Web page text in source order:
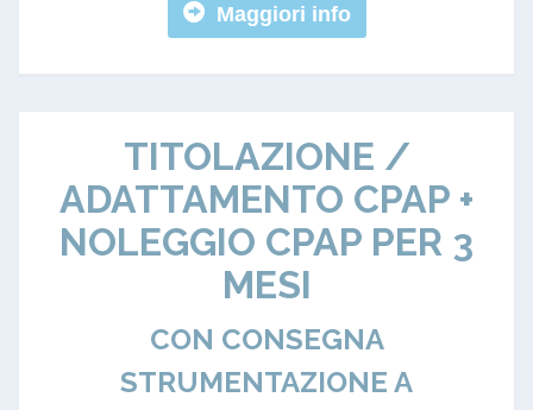
Maggiori info
TITOLAZIONE /
ADATTAMENTO CPAP +
NOLEGGIO CPAP PER 3
MESI
CON CONSEGNA
STRUMENTAZIONE A